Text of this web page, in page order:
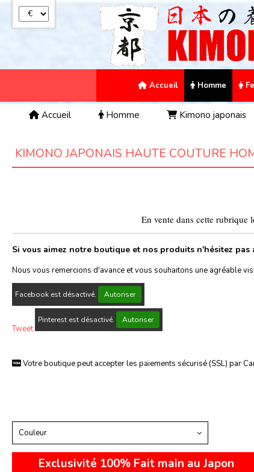
Accueil Homme
Accueil Homme Kimono japonais
KIMONO JAPONAIS HAUTE COUTURE
En vente dans cette
Si vous aimez notre boutique et nos produits n'hésitez
Nous vous remercions d'avance et vous souhaitons une agréable
Facebook est désactivé. Autoriser
Tweet
Pinterest est désactivé. Autoriser
 Votre boutique peut accepter les paiements sécurisé (SSL) par
Couleur
Exclusivité 100% Fait main au Japon
Panneau de gestion des cookies